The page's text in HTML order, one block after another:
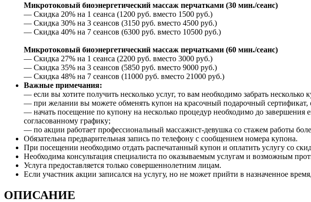
Микротоковый биоэнергетический массаж перчатками (30 мин./сеанс)
— Скидка 20% на 1 сеанса (1200 руб. вместо 1500 руб.)
— Скидка 30% на 3 сеансов (3150 руб. вместо 4500 руб.)
— Скидка 40% на 7 сеансов (6300 руб. вместо 10500 руб.)
Микротоковый биоэнергетический массаж перчатками (60 мин./сеанс)
— Скидка 27% на 1 сеанса (2200 руб. вместо 3000 руб.)
— Скидка 35% на 3 сеансов (5850 руб. вместо 9000 руб.)
— Скидка 48% на 7 сеансов (11000 руб. вместо 21000 руб.)
Важные примечания:
— если вы хотите получить несколько услуг, то вам необходимо забрать несколько
— при желании вы можете обменять купон на красочный подарочный сертификат,
— начать посещение по купону на несколько процедур необходимо до
согласованному графику;
— по акции работает профессиональный массажист-девушка со стажем работы
Обязательна предварительная запись по телефону с сообщением номера купона.
При посещении необходимо отдать распечатанный купон и оплатить услугу со
Необходима консультация специалиста по оказываемым услугам и возможным
Услуга предоставляется только совершеннолетним лицам.
Если участник акции записался на услугу, но не может прийти в назначенное
ОПИСАНИЕ